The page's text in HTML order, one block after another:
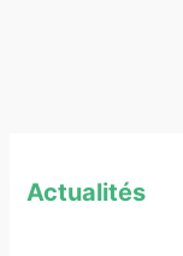
Actualités